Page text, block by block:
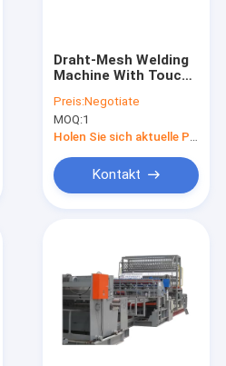
-Schneidemaschine
Draht-Mesh Welding
Machine With Touch-
automatischer
Preis:Negotiate
MOQ:1
Holen Sie sich aktuelle Preis
Kontakt